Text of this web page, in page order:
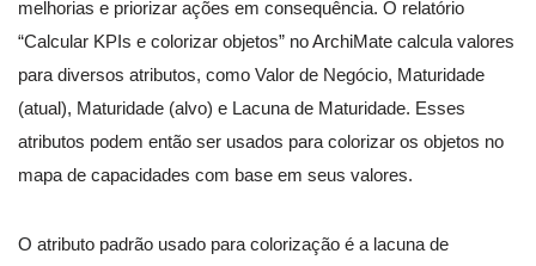
melhorias e priorizar ações em consequência. O relatório
“Calcular KPIs e colorizar objetos” no ArchiMate calcula valores
para diversos atributos, como Valor de Negócio, Maturidade
(atual), Maturidade (alvo) e Lacuna de Maturidade. Esses
atributos podem então ser usados para colorizar os objetos no
mapa de capacidades com base em seus valores.
O atributo padrão usado para colorização é a lacuna de